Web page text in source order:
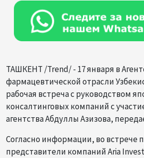
ТАШКЕНТ /Trend/ - 17 января в
фармацевтической отрасли
рабочая встреча с руководством
консалтинговых компаний с
агентства Абдуллы Азизова,
Согласно информации, во встрече
представители компаний Aria